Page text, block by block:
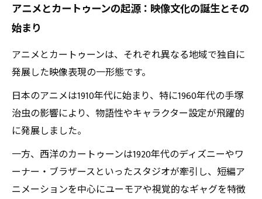
ンの魅力を深掘り
現在と未来へ：アニメとカートゥーンが切り拓
く新しいエンタメの形
日本発アニメと西洋発カートゥーンの知られざ
アニメとカートゥーンの歴史を知って、視聴体
験をもっと豊かに！
アニメとカートゥーンの起源：映像文化の誕生とその
始まり
アニメとカートゥーンは、それぞれ異なる地域で独自に
発展した映像表現の一形態です。
日本のアニメは1910年代に始まり、特に1960年代の手塚
治虫の影響により、物語性やキャラクター設定が飛躍的
に発展しました。
一方、西洋のカートゥーンは1920年代のディズニーやワ
ーナー・ブラザースといったスタジオが牽引し、短編ア
ニメーションを中心にユーモアや視覚的なギャグを特徴